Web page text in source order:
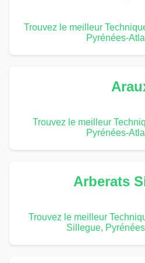
Trouvez le meilleur
Pyrénées-
Trouvez le meilleur
Pyrénées-
Arberats
Trouvez le meilleur
Sillegue,